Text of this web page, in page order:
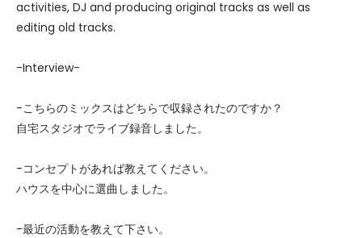
activities, DJ and producing original tracks as well as
editing old tracks.
-Interview-
-こちらのミックスはどちらで収録されたのですか？
自宅スタジオでライブ録音しました。
-コンセプトがあれば教えてください。
ハウスを中心に選曲しました。
-最近の活動を教えて下さい。